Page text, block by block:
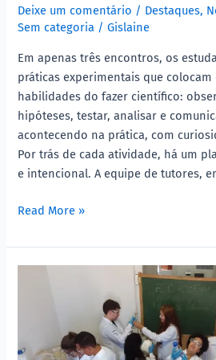
Deixe um comentário / Destaques,
Sem categoria /Gislaine
Em apenas três encontros, os
práticas experimentais que colocam
habilidades do fazer científico:
hipóteses, testar, analisar e
acontecendo na prática, com
Por trás de cada atividade, há um
e intencional. A equipe de tutores,
todo
vapor!)
Read More »
de